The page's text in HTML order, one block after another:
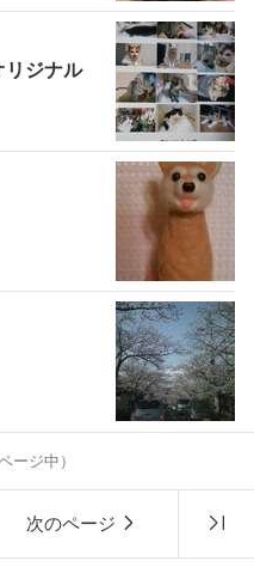
ジナル
ージ中）
次のページ